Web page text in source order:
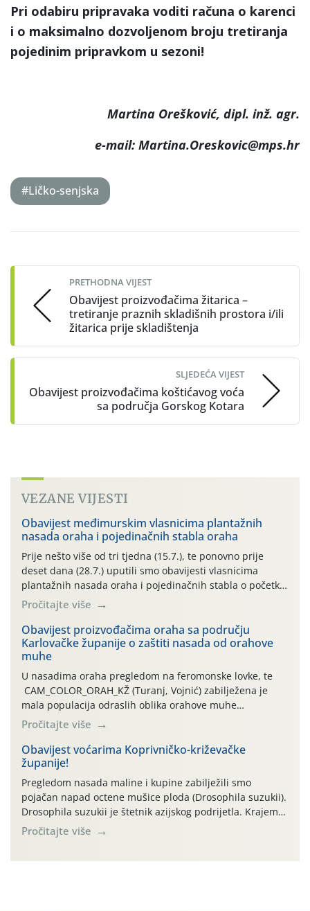
Pri odabiru pripravaka voditi računa o karenci
i o maksimalno dozvoljenom broju tretiranja
pojedinim pripravkom u sezoni!
Martina Orešković, dipl. inž. agr.
e-mail: Martina.Oreskovic@mps.hr
#Ličko-senjska
navigation
PRETHODNA VIJEST
Obavijest proizvođačima žitarica –
tretiranje praznih skladišnih prostora i/ili
žitarica prije skladištenja
SLJEDEĆA VIJEST
Obavijest proizvođačima koštićavog voća
sa područja Gorskog Kotara
VEZANE VIJESTI
Obavijest međimurskim vlasnicima plantažnih
nasada oraha i pojedinačnih stabla oraha
Prije nešto više od tri tjedna (15.7.), te ponovno prije
deset dana (28.7.) uputili smo obavijesti vlasnicima
plantažnih nasada oraha i pojedinačnih stabla o početku
leta i ovogodišnjoj potrebi usmjerenog suzbijanja
orahove muhe (Rhagoletis completa)! Već dvanaest dana
traje drugi ovogodišnji “toplinski udar”, koji naročito
izražen zadnja šest dana (31.7.-05.8.), jer najviše
temperature zraka svakodnevno […]
Pročitajte više
Obavijest proizvođačima oraha sa području
Karlovačke županije o zaštiti nasada od orahove
muhe
U nasadima oraha pregledom na feromonske lovke, te
CAM_COLOR_ORAH_KŽ (Turanj, Vojnić) zabilježena je
mala populacija odraslih oblika orahove muhe
(Rhagoletis completa). Niska brojnost može se objasniti
činjenicom da je riječ o mladim nasadima s vrlo malim
urodom, što je povezano i s manjim brojem prezimjelih
jedinki. U starijim nasadima, na žutim ljepljivim Rebell
pločama s […]
Pročitajte više
Obavijest voćarima Koprivničko-križevačke
županije!
Pregledom nasada maline i kupine zabilježili smo
pojačan napad octene mušice ploda (Drosophila suzukii).
Drosophila suzukii je štetnik azijskog podrijetla. Krajem
2010. godine prvi puta je registriran u Hrvatskoj, a u
rujnu 2016. godine na našem su području zabilježene
Pročitajte više